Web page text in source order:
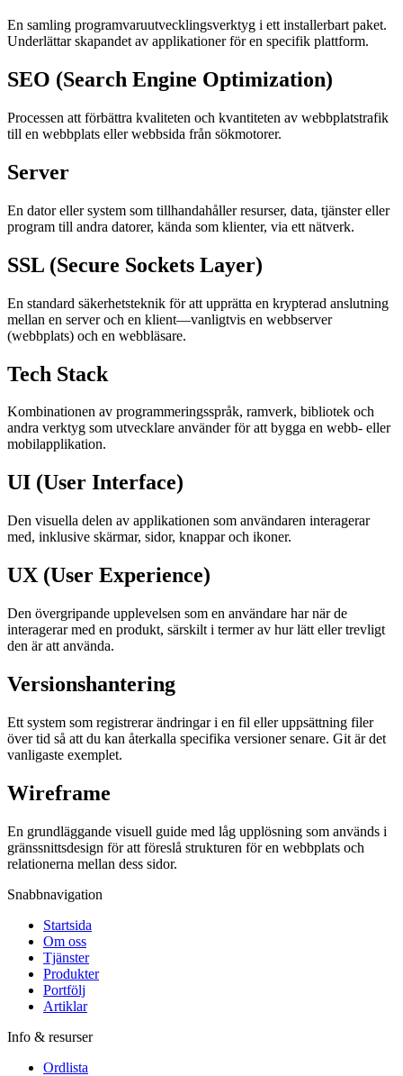
En samling programvaruutvecklingsverktyg i ett installerbart paket.
Underlättar skapandet av applikationer för en specifik plattform.
SEO (Search Engine Optimization)
Processen att förbättra kvaliteten och kvantiteten av webbplatstrafik
till en webbplats eller webbsida från sökmotorer.
Server
En dator eller system som tillhandahåller resurser, data, tjänster eller
program till andra datorer, kända som klienter, via ett nätverk.
SSL (Secure Sockets Layer)
En standard säkerhetsteknik för att upprätta en krypterad anslutning
mellan en server och en klient—vanligtvis en webbserver
(webbplats) och en webbläsare.
Tech Stack
Kombinationen av programmeringsspråk, ramverk, bibliotek och
andra verktyg som utvecklare använder för att bygga en webb- eller
mobilapplikation.
UI (User Interface)
Den visuella delen av applikationen som användaren interagerar
med, inklusive skärmar, sidor, knappar och ikoner.
UX (User Experience)
Den övergripande upplevelsen som en användare har när de
interagerar med en produkt, särskilt i termer av hur lätt eller trevligt
den är att använda.
Versionshantering
Ett system som registrerar ändringar i en fil eller uppsättning filer
över tid så att du kan återkalla specifika versioner senare. Git är det
vanligaste exemplet.
Wireframe
En grundläggande visuell guide med låg upplösning som används i
gränssnittsdesign för att föreslå strukturen för en webbplats och
relationerna mellan dess sidor.
Snabbnavigation
Startsida
Om oss
Tjänster
Produkter
Portfölj
Artiklar
Info & resurser
Ordlista